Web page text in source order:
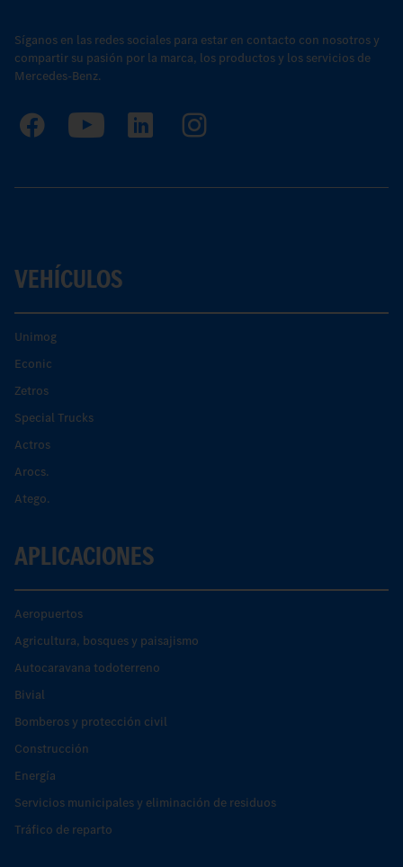
Síganos en las redes sociales para estar en contacto con nosotros y
compartir su pasión por la marca, los productos y los servicios de
Mercedes-Benz.
VEHÍCULOS
Unimog
Econic
Zetros
Special Trucks
Actros
Arocs.
Atego.
APLICACIONES
Aeropuertos
Agricultura, bosques y paisajismo
Autocaravana todoterreno
Bivial
Bomberos y protección civil
Construcción
Energía
Servicios municipales y eliminación de residuos
Tráfico de reparto